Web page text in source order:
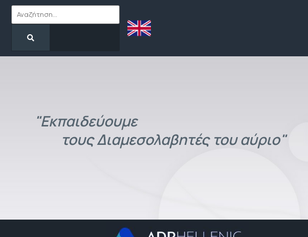
"Εκπαιδεύουμε
τους Διαμεσολαβητές του αύριο"